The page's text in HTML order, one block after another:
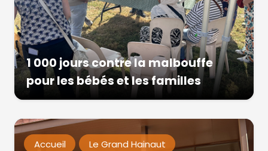
1 000 jours contre la malbouffe
pour les bébés et les familles
Accueil Le Grand Hainaut